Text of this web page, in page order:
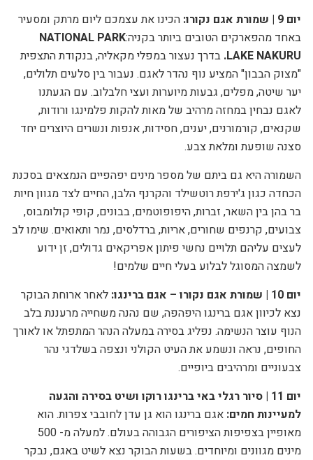
יום 9 | שמורת אגם נקורו:
הכינו את עצמכם ליום מרתק ומסעיר
באחד מהפארקים הטובים ביותר בקניה:NATIONAL PARK
LAKE NAKURU
. בדרך נעצור במפלי מקאליה, בנקודת התצפית
"מצוק הבבון" המציע נוף נהדר לאגם. נעבור ביןסלעים תלולים,
יער שיטה, מפלים, גבעות מיוערות ועצי חלבלוב. עם הגעתנו
לאגם נבחין במחזה מרהיב של מאות להקות פלמינגו ורודות,
שקנאים, קורמורנים, יענים, חסידות, אנפות ונשרים היוצרים יחד
סצנה שופעת ומלאת צבע.
השמורה היא גם ביתם של מספר מינים יפהפיים הנמצאים בסכנת
הכחדה כגון ג'ירפת רוטשילד והקרנף הלבן, החיים לצד מגוון חיות
בר בהן בין השאר, זברות, היפופוטמים, בבונים, קופי קולומבוס,
צבועים, קרנפים שחורים, אריות, ברדלסים, נמר ותאואים. שימו לב
לעצים עליהם תלויים נחשי פיתון אפריקאים גדולים, זן ידוע
לשמצה המסוגל לבלוע בעלי חיים שלמים!
יום 10 | שמורת אגם נקורו – אגם ברינגו:
לאחר ארוחת הבוקר
נצא לכיוון אגם ברינגו היפהפה, שם נהנה משחייה מרעננת בלב
הנוף עוצר הנשימה. נפליג בסירה במעלה הנהר המתפתל או לאורך
החופים, נראה ונשמע את העיט הקולני ונצפה בשלדגי נהר
צבעוניים ומרהיבים ביופיים.
יום 11 | סיור רגלי באי ברינגו רוקו ושיט בסירה והגעה
למעיינות חמים: אגם ברינגו הוא גן עדן לחובבי צפרות. הוא
מאופיין בצפיפות הציפורים הגבוהה בעולם. למעלה מ- 500
מינים מגוונים ומיוחדים. בשעות הבוקר נצא לשיט באגם, נבקר